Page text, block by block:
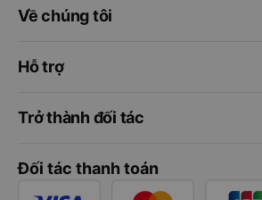
Về chúng tôi
Hỗ trợ
Trở thành đối tác
Đối tác thanh toán